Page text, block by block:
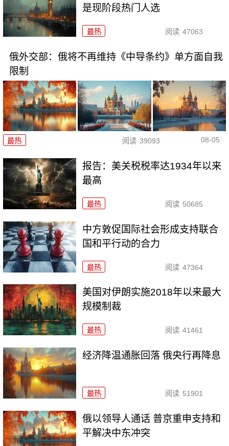
是现阶段热门人选
最热 阅读 47063
俄外交部：俄将不再维持《中导条约》单方面自我
限制
最热 阅读 39093 08-05
报告：美关税税率达1934年以来
最高
最热 阅读 50685
中方敦促国际社会形成支持联合
国和平行动的合力
最热 阅读 47364
美国对伊朗实施2018年以来最大
规模制裁
最热 阅读 41461
经济降温通胀回落 俄央行再降息
最热 阅读 51901
俄以领导人通话 普京重申支持和
平解决中东冲突